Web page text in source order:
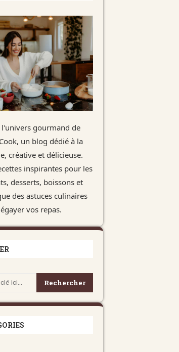
l'univers gourmand de
un blog dédié à la
créative et délicieuse.
inspirantes pour les
desserts, boissons et
des astuces culinaires
vos repas.
Rechercher